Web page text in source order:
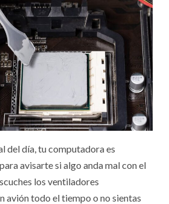
del día, tu computadora es
avisarte si algo anda mal con el
los ventiladores
avión todo el tiempo o no sientas